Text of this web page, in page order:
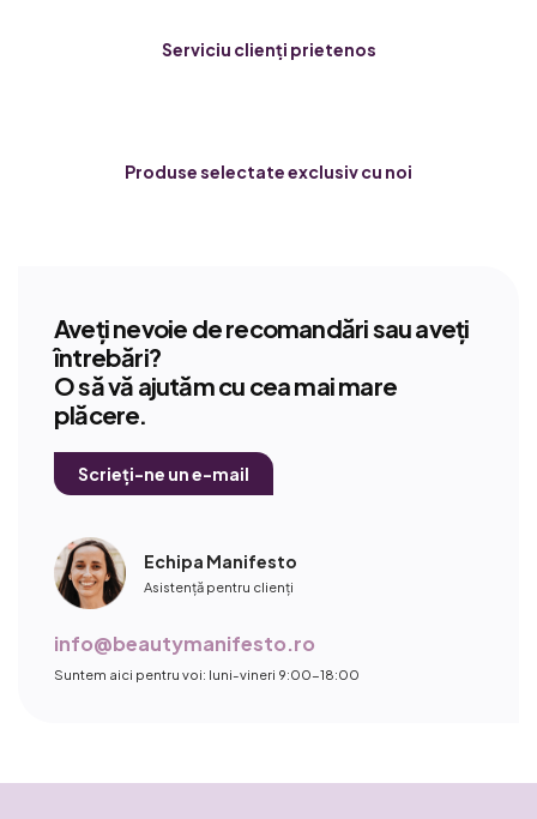
Serviciu clienți prietenos
Produse selectate exclusiv cu noi
Aveți nevoie de recomandări sau aveți
întrebări?
O să vă ajutăm cu cea mai mare
plăcere.
Scrieți-ne un e-mail
Echipa Manifesto
Asistență pentru clienți
info@beautymanifesto.ro
Suntem aici pentru voi: luni-vineri 9:00-18:00